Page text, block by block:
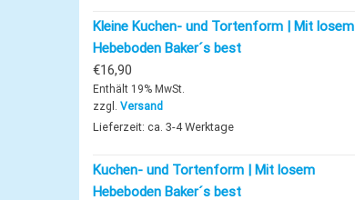
Kleine Kuchen- und Tortenform | Mit losem
Hebeboden Baker´s best
€16,90
Enthält 19% MwSt.
zzgl. Versand
Lieferzeit: ca. 3-4 Werktage
Kuchen- und Tortenform | Mit losem
Hebeboden Baker´s best